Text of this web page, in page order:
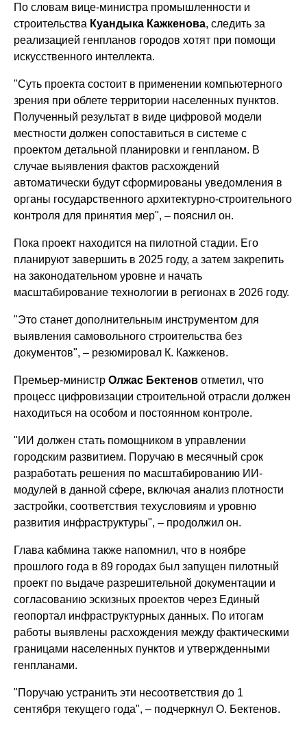
По словам вице-министра промышленности и
строительства Куандыка Кажкенова, следить за
реализацией генпланов городов хотят при помощи
искусственного интеллекта.
"Суть проекта состоит в применении компьютерного
зрения при облете территории населенных пунктов.
Полученный результат в виде цифровой модели
местности должен сопоставиться в системе с
проектом детальной планировки и генпланом. В
случае выявления фактов расхождений
автоматически будут сформированы уведомления в
органы государственного архитектурно-строительного
контроля для принятия мер", – пояснил он.
Пока проект находится на пилотной стадии. Его
планируют завершить в 2025 году, а затем закрепить
на законодательном уровне и начать
масштабирование технологии в регионах в 2026 году.
"Это станет дополнительным инструментом для
выявления самовольного строительства без
документов", – резюмировал К. Кажкенов.
Премьер-министрОлжас Бектенов отметил, что
процесс цифровизации строительной отрасли должен
находиться на особом и постоянном контроле.
"ИИ должен стать помощником в управлении
городским развитием. Поручаю в месячный срок
разработать решения по масштабированию ИИ-
модулей в данной сфере, включая анализ плотности
застройки, соответствия техусловиям и уровню
развития инфраструктуры", – продолжил он.
Глава кабмина также напомнил, что в ноябре
прошлого года в 89 городах был запущен пилотный
проект по выдаче разрешительной документации и
согласованию эскизных проектов через Единый
геопортал инфраструктурных данных. По итогам
работы выявлены расхождения между фактическими
границами населенных пунктов и утвержденными
генпланами.
"Поручаю устранить эти несоответствия до 1
сентября текущего года", – подчеркнул О. Бектенов.